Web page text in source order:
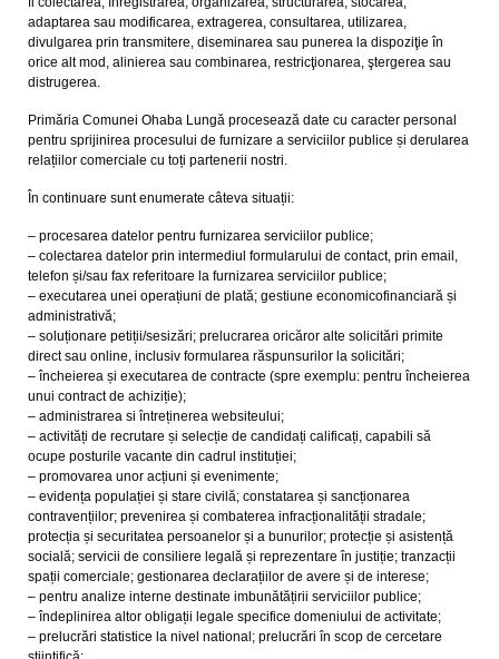
adaptarea sau modificarea, extragerea, consultarea, utilizarea,
divulgarea prin transmitere, diseminarea sau punerea la dispoziţie în
orice alt mod, alinierea sau combinarea, restricţionarea, ştergerea sau
distrugerea.
Primăria Comunei Ohaba Lungă procesează date cu caracter personal
pentru sprijinirea procesului de furnizare a serviciilor publice și derularea
relațiilor comerciale cu toți partenerii nostri.
În continuare sunt enumerate câteva situații:
– procesarea datelor pentru furnizarea serviciilor publice;
– colectarea datelor prin intermediul formularului de contact, prin email,
telefon și/sau fax referitoare la furnizarea serviciilor publice;
– executarea unei operațiuni de plată; gestiune economicofinanciară și
administrativă;
– soluționare petiții/sesizări; prelucrarea oricăror alte solicitări primite
direct sau online, inclusiv formularea răspunsurilor la solicitări;
– încheierea și executarea de contracte (spre exemplu: pentru încheierea
unui contract de achiziție);
– administrarea si întreținerea websiteului;
– activități de recrutare și selecție de candidați calificați, capabili să
ocupe posturile vacante din cadrul instituției;
– promovarea unor acțiuni și evenimente;
– evidența populației și stare civilă; constatarea și sancționarea
contravențiilor; prevenirea și combaterea infracționalității stradale;
protecția și securitatea persoanelor și a bunurilor; protecție și asistență
socială; servicii de consiliere legală și reprezentare în justiție; tranzacții
spații comerciale; gestionarea declarațiilor de avere și de interese;
– pentru analize interne destinate imbunătățirii serviciilor publice;
– îndeplinirea altor obligații legale specifice domeniului de activitate;
– prelucrări statistice la nivel national; prelucrări în scop de cercetare